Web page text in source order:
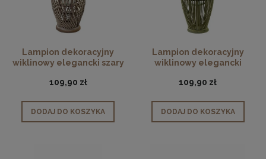
Lampion dekoracyjny
wiklinowy elegancki szary
109,90 zł
DODAJ DO KOSZYKA
Lampion dekoracyjny
wiklinowy elegancki
109,90 zł
DODAJ DO KOSZYKA